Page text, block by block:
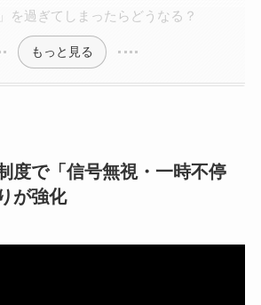
を過ぎてしまったらどうなる？
もっと見る
度で「信号無視・一時不停
が強化